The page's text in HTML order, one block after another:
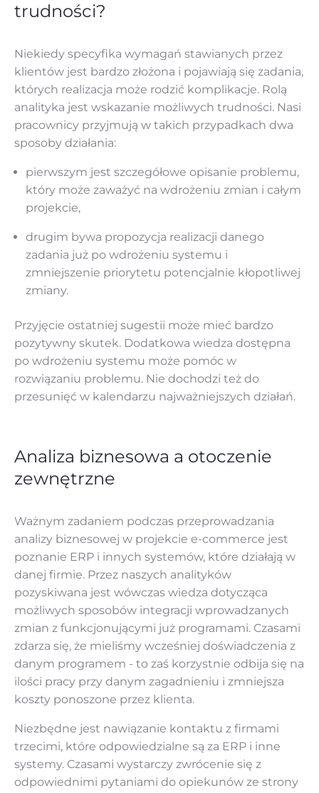
trudności?
Niekiedy specyfika wymagań stawianych przez
klientów jest bardzo złożona i pojawiają się zadania,
których realizacja może rodzić komplikacje. Rolą
analityka jest wskazanie możliwych trudności. Nasi
pracownicy przyjmują w takich przypadkach dwa
sposoby działania:
pierwszym jest szczegółowe opisanie problemu,
który może zaważyć na wdrożeniu zmian i całym
projekcie,
drugim bywa propozycja realizacji danego
zadania już po wdrożeniu systemu i
zmniejszenie priorytetu potencjalnie kłopotliwej
zmiany.
Przyjęcie ostatniej sugestii może mieć bardzo
pozytywny skutek. Dodatkowa wiedza dostępna
po wdrożeniu systemu może pomóc w
rozwiązaniu problemu. Nie dochodzi też do
przesunięć w kalendarzu najważniejszych działań.
Analiza biznesowa a otoczenie
zewnętrzne
Ważnym zadaniem podczas przeprowadzania
analizy biznesowej w projekcie e-commerce jest
poznanie ERP i innych systemów, które działają w
danej firmie. Przez naszych analityków
pozyskiwana jest wówczas wiedza dotycząca
możliwych sposobów integracji wprowadzanych
zmian z funkcjonującymi już programami. Czasami
zdarza się, że mieliśmy wcześniej doświadczenia z
danym programem - to zaś korzystnie odbija się na
ilości pracy przy danym zagadnieniu i zmniejsza
koszty ponoszone przez klienta.
Niezbędne jest nawiązanie kontaktu z firmami
trzecimi, które odpowiedzialne są za ERP i inne
systemy. Czasami wystarczy zwrócenie się z
odpowiednimi pytaniami do opiekunów ze strony